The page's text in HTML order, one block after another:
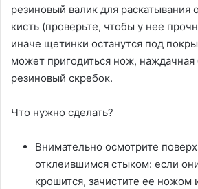
резиновый валик для раскатывания
кисть (проверьте, чтобы у нее
иначе щетинки останутся под
может пригодиться нож, наждачная
резиновый скребок.
Что нужно сделать?
Внимательно осмотрите
отклеившимся стыком: если
крошится, зачистите ее ножом